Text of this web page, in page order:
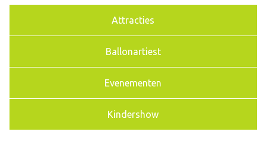
Attracties
Ballonartiest
Evenementen
Kindershow